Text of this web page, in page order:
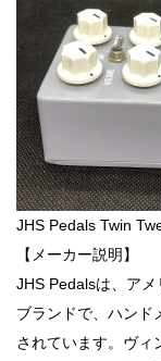
JHS Pedals Twin
【メーカー説明】
JHS Pedalsは、ア
ブランドで、ハンド
されています。ヴィ